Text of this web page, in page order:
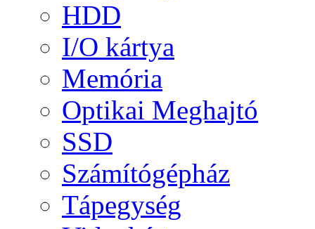
HDD
I/O kártya
Memória
Optikai Meghajtó
SSD
Számítógépház
Tápegység